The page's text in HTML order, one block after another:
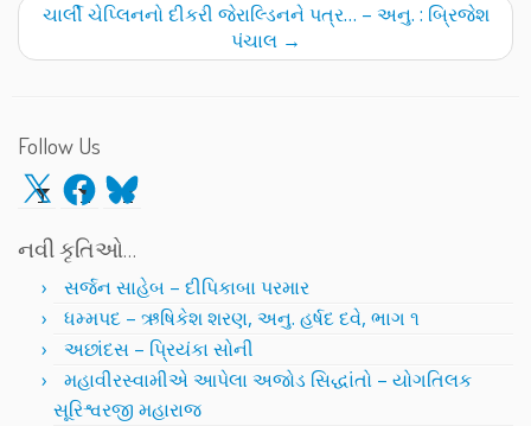
ચાર્લી ચેપ્લિનનો દીકરી જેરાલ્ડિનને પત્ર… – અનુ. : બ્રિજેશ
પંચાલ →
Follow Us
X Facebook
Bluesky
નવી કૃતિઓ…
સર્જન સાહેબ – દીપિકાબા પરમાર
ધમ્મપદ – ઋષિકેશ શરણ, અનુ. હર્ષદ દવે, ભાગ ૧
અછાંદસ – પ્રિયંકા સોની
મહાવીરસ્વામીએ આપેલા અજોડ સિદ્ધાંતો – યોગતિલક
સૂરિશ્વરજી મહારાજ